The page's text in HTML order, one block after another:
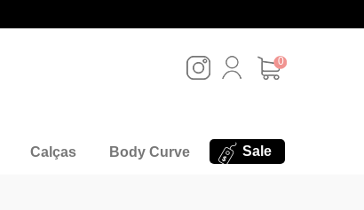
0
Calças Body Curve Sale